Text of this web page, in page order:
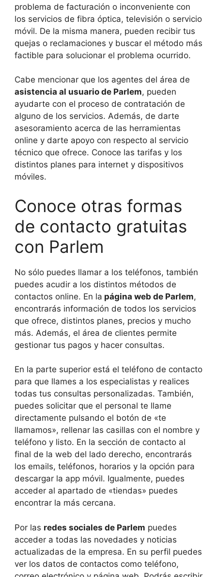
problema de facturación o inconveniente con
los servicios de fibra óptica, televisión o servicio
móvil. De la misma manera, pueden recibir tus
quejas o reclamaciones y buscar el método más
factible para solucionar el problema ocurrido.
Cabe mencionar que los agentes del área de
asistencia al usuario de Parlem, pueden
ayudarte con el proceso de contratación de
alguno de los servicios. Además, de darte
asesoramiento acerca de las herramientas
online y darte apoyo con respecto al servicio
técnico que ofrece. Conoce las tarifas y los
distintos planes para internet y dispositivos
móviles.
Conoce otras formas
de contacto gratuitas
con Parlem
No sólo puedes llamar a los teléfonos, también
puedes acudir a los distintos métodos de
contactos online. En la página web de Parlem,
encontrarás información de todos los servicios
que ofrece, distintos planes, precios y mucho
más. Además, el área de clientes permite
gestionar tus pagos y hacer consultas.
En la parte superior está el teléfono de contacto
para que llames a los especialistas y realices
todas tus consultas personalizadas. También,
puedes solicitar que el personal te llame
directamente pulsando el botón de «te
llamamos», rellenar las casillas con el nombre y
teléfono y listo. En la sección de contacto al
final de la web del lado derecho, encontrarás
los emails, teléfonos, horarios y la opción para
descargar la app móvil. Igualmente, puedes
acceder al apartado de «tiendas» puedes
encontrar la más cercana.
Por las redes sociales de Parlem puedes
acceder a todas las novedades y noticias
actualizadas de la empresa. En su perfil puedes
ver los datos de contactos como teléfono,